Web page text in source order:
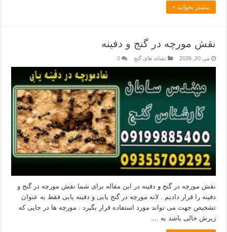
بیشتر بخوانید »
نقش مورچه در گنج و دفینه
می 20, 2026 نشانه های گنج 0
نقش مورچه در گنج و دفینه در این مقاله برای شما نقش مورچه در گنج و
دفینه را قرار دادیم . لانه مورچه در گنج یابی و دفینه یابی فقط به عنوان
تشخیص جهت می تواند مورد استفاده قرار بگیرد . مورچه ها در جایی که
زیرش خالی باشد به …